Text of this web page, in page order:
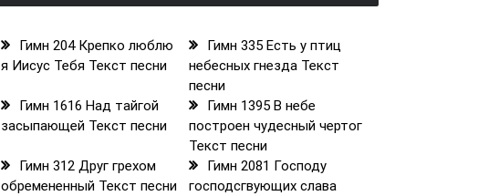
Гимн 204 Крепко люблю
я Иисус Тебя Текст песни
Гимн 335 Есть у птиц
небесных гнезда Текст
песни
Гимн 1616 Над тайгой
засыпающей Текст песни
Гимн 1395 В небе
построен чудесный чертог
Текст песни
Гимн 312 Друг грехом
обремененный Текст песни
Гимн 2081 Господу
господсгвующих слава